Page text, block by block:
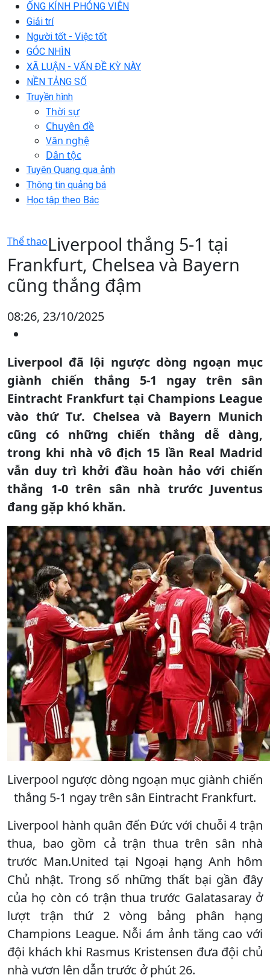
ỐNG KÍNH PHÓNG VIÊN
Giải trí
Người tốt - Việc tốt
GÓC NHÌN
XÃ LUẬN - VẤN ĐỀ KỲ NÀY
NỀN TẢNG SỐ
Truyền hình
Thời sự
Chuyên đề
Văn nghệ
Dân tộc
Tuyên Quang qua ảnh
Thông tin quảng bá
Học tập theo Bác
Thể thaoLiverpool thắng 5-1 tại
Frankfurt, Chelsea và Bayern
cũng thắng đậm
08:26, 23/10/2025
Liverpool đã lội ngược dòng ngoạn mục
giành chiến thắng 5-1 ngay trên sân
Eintracht Frankfurt tại Champions League
vào thứ Tư. Chelsea và Bayern Munich
cũng có những chiến thắng dễ dàng,
trong khi nhà vô địch 15 lần Real Madrid
vẫn duy trì khởi đầu hoàn hảo với chiến
thắng 1-0 trên sân nhà trước Juventus
đang gặp khó khăn.
Liverpool ngược dòng ngoạn mục giành chiến
thắng 5-1 ngay trên sân Eintracht Frankfurt.
Liverpool hành quân đến Đức với chuỗi 4 trận
thua, bao gồm cả trận thua trên sân nhà
trước Man.United tại Ngoại hạng Anh hôm
Chủ nhật. Trong số những thất bại gần đây
của họ còn có trận thua trước Galatasaray ở
lượt trận thứ 2 vòng bảng phân hạng
Champions League. Nỗi ám ảnh tăng cao với
đội khách khi Rasmus Kristensen đưa đội chủ
nhà vươn lên dẫn trước ở phút 26.